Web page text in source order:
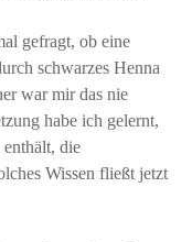
gefragt, ob eine
schwarzes Henna
war mir das nie
habe ich gelernt,
enthält, die
Wissen fließt jetzt